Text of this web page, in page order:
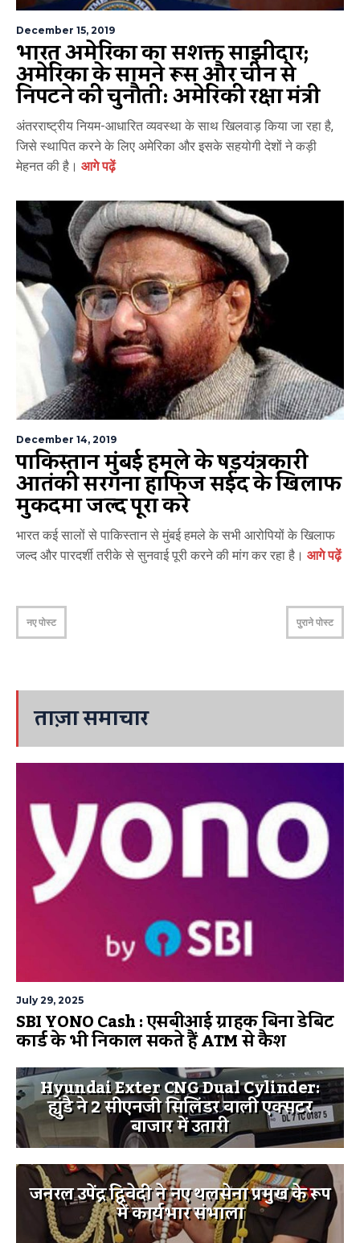
December 15, 2019
भारत अमेरिका का सशक्त साझीदार;
अमेरिका के सामने रूस और चीन से
निपटने की चुनौती: अमेरिकी रक्षा मंत्री
अंतरराष्ट्रीय नियम-आधारित व्यवस्था के साथ खिलवाड़ किया जा रहा है,
जिसे स्थापित करने के लिए अमेरिका और इसके सहयोगी देशों ने कड़ी
मेहनत की है। आगे पढ़ें
December 14, 2019
पाकिस्तान मुंबई हमले के षड़यंत्रकारी
आतंकी सरगना हाफिज सईद के खिलाफ
मुकदमा जल्द पूरा करे
भारत कई सालों से पाकिस्तान से मुंबई हमले के सभी आरोपियों के खिलाफ
जल्द और पारदर्शी तरीके से सुनवाई पूरी करने की मांग कर रहा है। आगे पढ़ें
नए पोस्ट पुराने पोस्ट
ताज़ा समाचार
July 29, 2025
SBI YONO Cash : एसबीआई ग्राहक बिना डेबिट
कार्ड के भी निकाल सकते हैं ATM से कैश
Hyundai Exter CNG Dual Cylinder:
ह्युंडै ने 2 सीएनजी सिलिंडर वाली एक्सटर
बाजार में उतारी
जनरल उपेंद्र द्विवेदी ने नए थलसेना प्रमुख के रूप
में कार्यभार संभाला